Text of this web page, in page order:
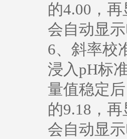
的4.00，
会自动显
6、斜率校
浸入pH标
量值稳定
的9.18，
会自动显